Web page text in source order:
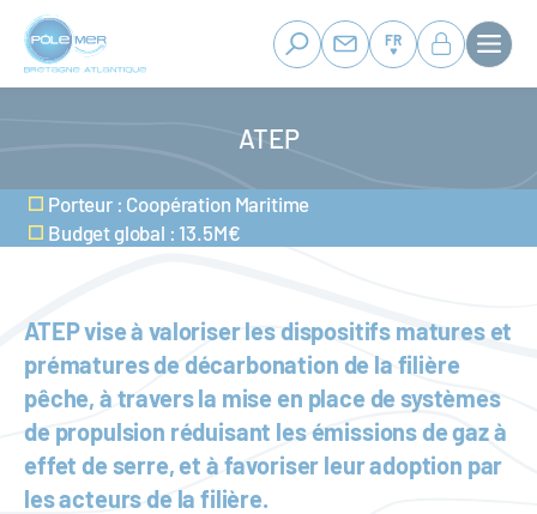
Panneau de gestion des cookies
Aller
contenu
FR
ATEP
Porteur : Coopération Maritime
Budget global : 13.5M€
ATEP vise à valoriser les dispositifs matures et
prématures de décarbonation de la filière
pêche, à travers la mise en place de systèmes
de propulsion réduisant les émissions de gaz à
effet de serre, et à favoriser leur adoption par
les acteurs de la filière.